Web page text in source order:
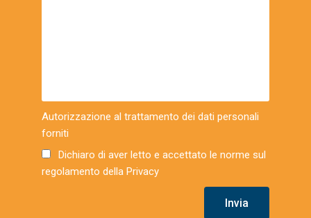
Autorizzazione al trattamento dei dati personali
forniti
Dichiaro di aver letto e accettato le norme sul
regolamento della Privacy
Invia